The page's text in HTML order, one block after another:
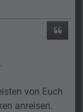
von Euch
anreisen.